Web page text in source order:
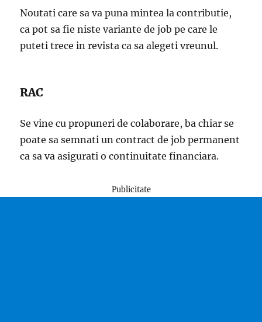
Noutati care sa va puna mintea la contributie,
ca pot sa fie niste variante de job pe care le
puteti trece in revista ca sa alegeti vreunul.
RAC
Se vine cu propuneri de colaborare, ba chiar se
poate sa semnati un contract de job permanent
ca sa va asigurati o continuitate financiara.
Publicitate